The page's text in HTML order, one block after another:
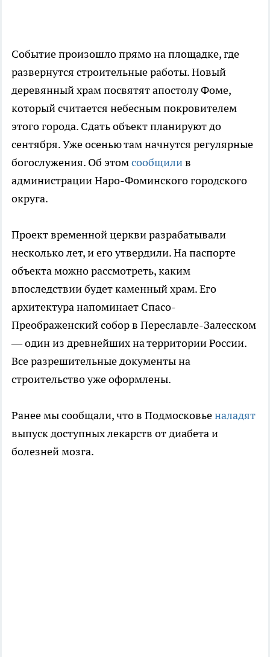
Событие произошло прямо на площадке, где
развернутся строительные работы. Новый
деревянный храм посвятят апостолу Фоме,
который считается небесным покровителем
этого города. Сдать объект планируют до
сентября. Уже осенью там начнутся регулярные
богослужения. Об этомсообщилив
администрации Наро-Фоминского городского
округа.
Проект временной церкви разрабатывали
несколько лет, и его утвердили. На паспорте
объекта можно рассмотреть, каким
впоследствии будет каменный храм. Его
архитектура напоминает Спасо-
Преображенский собор в Переславле-Залесском
— один из древнейших на территории России.
Все разрешительные документы на
строительство уже оформлены.
Ранее мы сообщали, что в Подмосковьеналадят
выпуск доступных лекарств от диабета и
болезней мозга.